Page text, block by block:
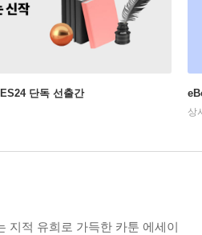
단독 선출간
상
지적 유희로 가득한 카툰 에세이